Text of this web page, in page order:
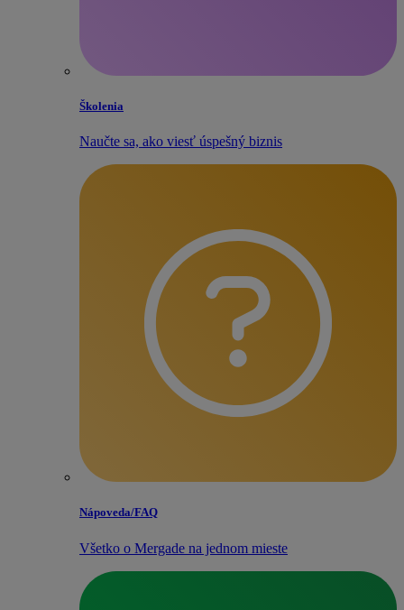
Školenia
Naučte sa, ako viesť úspešný biznis
Nápoveda/​FAQ
Všetko o Mergade na jednom mieste